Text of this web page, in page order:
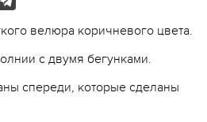
велюра коричневого цвета.
с двумя бегунками.
спереди, которые сделаны